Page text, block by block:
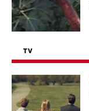
TV